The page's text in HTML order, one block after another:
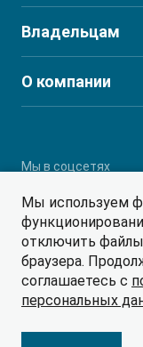
JS6
J7
RF8
Выбор и покупка
Финансы и услуги
Владельцам
Сервис
Поддержка
О компании
Партнеры
Мы в соцсетях
© 2026
Политика обработки
Мы используем
отключить
браузера.
соглашаетесь с
персональных